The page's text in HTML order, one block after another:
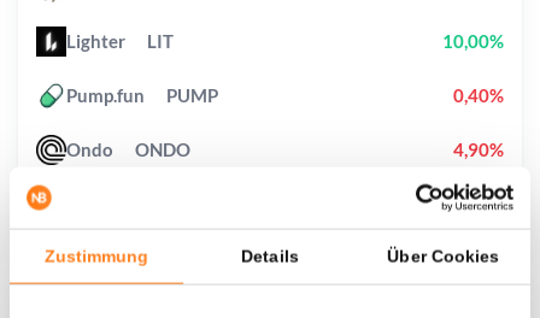
Zustimmung Details Über Cookies
Lighter LIT 10,00%
Pump.fun PUMP 0,40%
Ondo ONDO 4,90%
0,90%